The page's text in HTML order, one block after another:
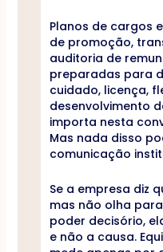
Planos de cargos
de promoção,
auditoria de
preparadas para
cuidado, licença,
desenvolvimento
importa nesta
Mas nada disso
comunicação
Se a empresa diz
mas não olha
poder decisório,
e não a causa.